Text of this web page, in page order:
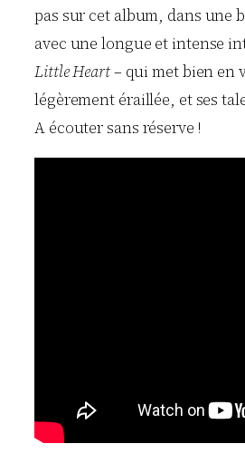
pas sur cet album, dans une
avec une longue et intense
Little Heart– qui met bien en
légèrement éraillée, et ses
A écouter sans réserve !